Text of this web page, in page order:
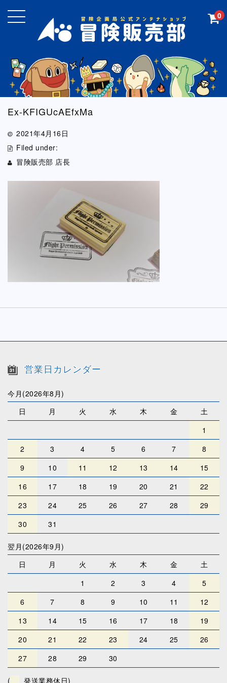
0
Ex-KFIGUcAEfxMa
2021年4月16日
Filed under:
冒険販売部 店長
営業日カレンダー
今月(2026年8月)
日
月 火 水 木 金
土
1
2
3 4 5 6 7
8
9
10 11 12 13 14
15
16
17 18 19 20 21
22
23
24 25 26 27 28
29
30
31
翌月(2026年9月)
日
月 火 水 木 金
土
1
2 3 4
5
6
7 8 9 10 11
12
13
14 15 16 17 18
19
20
21 22 23 24 25
26
27
28 29 30
( 発送業務休日)